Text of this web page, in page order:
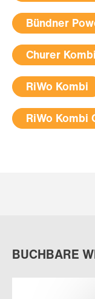
Bündner
Churer Kombi
RiWo Kombi
RiWo Kombi
BUCHBARE